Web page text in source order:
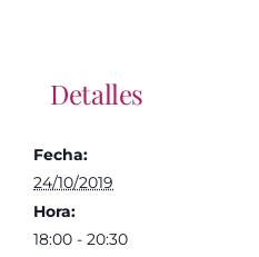
Detalles
Fecha:
24/10/2019
Hora:
18:00 - 20:30